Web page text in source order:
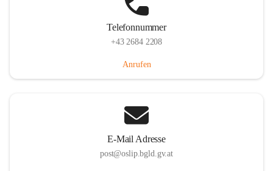
Telefonnummer
+43 2684 2208
Anrufen
E-Mail Adresse
post@oslip.bgld.gv.at